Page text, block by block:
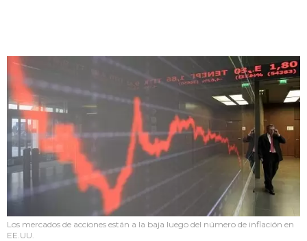
Los mercados de acciones están a la baja luego del número de inflación en
EE.UU.